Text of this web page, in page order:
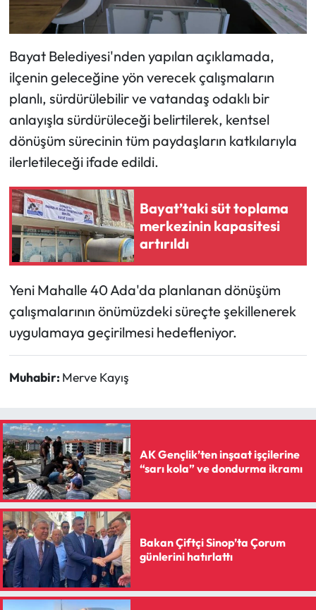
Bayat Belediyesi'nden yapılan açıklamada,
ilçenin geleceğine yön verecek çalışmaların
planlı, sürdürülebilir ve vatandaş odaklı bir
anlayışla sürdürüleceği belirtilerek, kentsel
dönüşüm sürecinin tüm paydaşların katkılarıyla
ilerletileceği ifade edildi.
Bayat’taki süt toplama
merkezinin kapasitesi
artırıldı
Yeni Mahalle 40 Ada'da planlanan dönüşüm
çalışmalarının önümüzdeki süreçte şekillenerek
uygulamaya geçirilmesi hedefleniyor.
Muhabir: Merve Kayış
AK Gençlik’ten inşaat işçilerine
“sarı kola” ve dondurma ikramı
Bakan Çiftçi Sinop’ta Çorum
günlerini hatırlattı
Spor
Sungurlu Haberleri
Turizm
Uğurludağ Haberleri
Yaşam
Yayla Haber
Yemek Tarifleri